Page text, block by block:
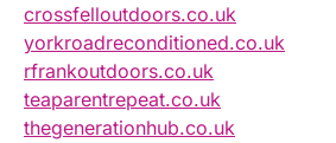
crossfelloutdoors.co.uk
yorkroadreconditioned.co.uk
rfrankoutdoors.co.uk
teaparentrepeat.co.uk
thegenerationhub.co.uk